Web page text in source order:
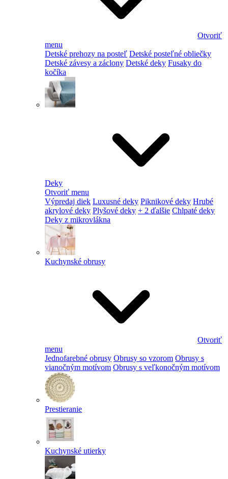
Otvoriť
menu
Detské prehozy na posteľ Detské posteľné obliečky
Detské závesy a záclony Detské deky Fusaky do
kočíka
Deky
Otvoriť menu
Výpredaj diek Luxusné deky Piknikové deky Hrubé
akrylové deky Plyšové deky + 2 ďalšie Chlpaté deky
Deky z mikrovlákna
Kuchynské obrusy
Otvoriť
menu
Jednofarebné obrusy Obrusy so vzorom Obrusy s
vianočným motívom Obrusy s veľkonočným motívom
Prestieranie
Kuchynské utierky